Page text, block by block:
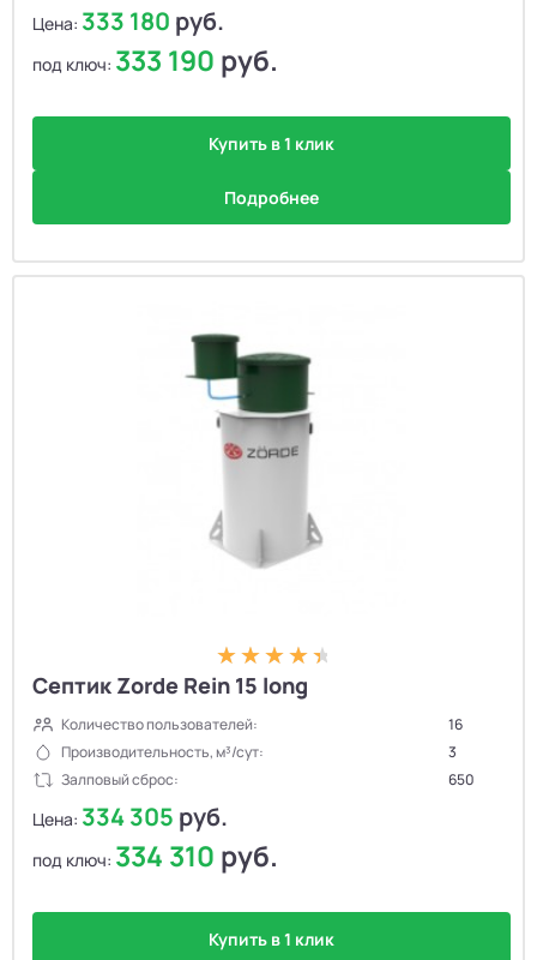
Цена: 333 180 руб.
под ключ: 333 190 руб.
Купить в 1 клик
Подробнее
Септик Zorde Rein 15 long
Количество пользователей:
16
Производительность, м³/сут:
3
Залповый сброс:
650
Цена: 334 305 руб.
под ключ: 334 310 руб.
Купить в 1 клик